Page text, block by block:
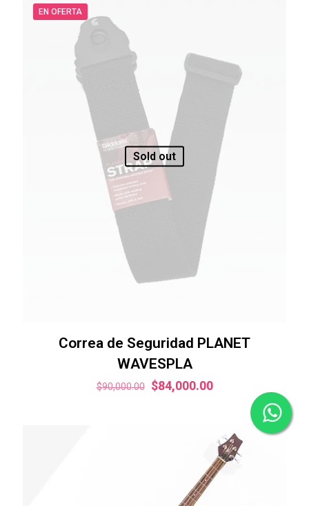
EN OFERTA
Sold out
Correa de Seguridad PLANET
WAVESPLA
$90,000.00
El
$90,000.00.
$84,000.00El
es:
$84,000.00.